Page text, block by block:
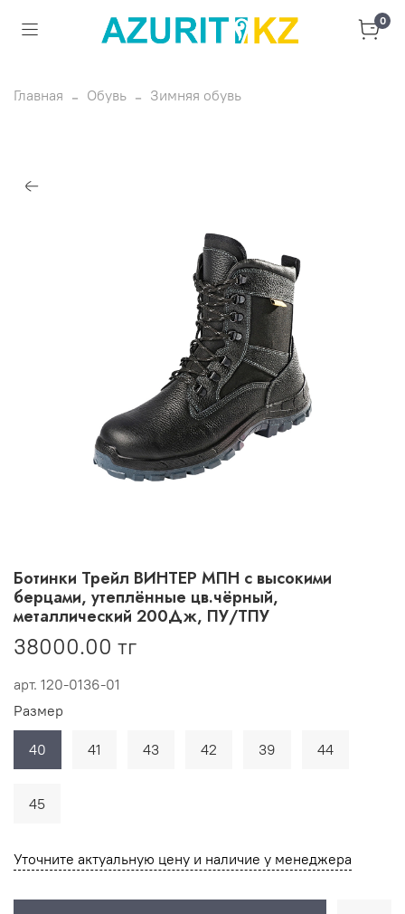
0
Главная Обувь Зимняя обувь
арт. 120-0136-01
Ботинки Трейл ВИНТЕР МПН с высокими
берцами, утеплённые цв.чёрный,
металлический 200Дж, ПУ/ТПУ
38000.00 тг
Уточните актуальную цену и наличие у менеджера
Размер
40 41 43 42 39 44
45